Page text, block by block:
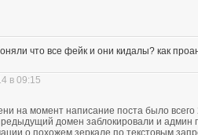
что все фейк и они кидалы? как
в 09:15
на момент написание поста было
домен заблокировали и админ
о похожем зеркале по текстовым